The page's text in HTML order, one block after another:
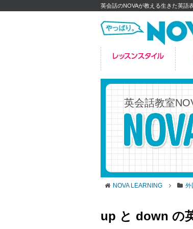
英会話のNOVAが教える生きた英語
英会話教室
NOVA LEARNING 外
up と down の